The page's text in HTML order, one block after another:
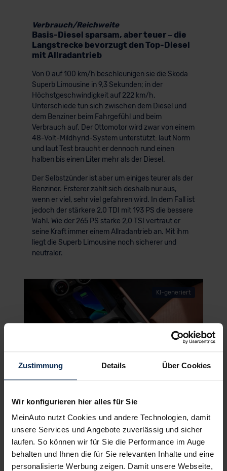
Zustimmung Details Über Cookies
Wir konfigurieren hier alles für Sie
MeinAuto nutzt Cookies und andere Technologien, damit
unsere Services und Angebote zuverlässig und sicher
laufen. So können wir für Sie die Performance im Auge
behalten und Ihnen die für Sie relevanten Inhalte und eine
personalisierte Werbung zeigen. Damit unsere Webseite,
Verbrauch/Reichweite
Basis-Diesel sparsam, aber teuer – die
Langstrecke bevorzugt den Top-Diesel
mit Allradantrieb
Von 0 auf 100 km/h beschleunigen sie die Skoda
Superb Limousine in 9,3 Sekunden; in der
Höchstgeschwindigkeit auf 222 km/h.
Unterschiede tun sich zwischen dem Diesel und
dem Benziner beim Fahrgefühl und beim
Verbrauch auf. Der Ottomotor wird zwar von einem
48-Volt-Mildhyrid-System unterstützt: laut Norm
und laut Test braucht er dennoch rund einen
halben bis einen Liter mehr als der Diesel.
Der Selbstzünder ist aber um einiges teurer als der
Benziner. Ersterer zahlt sich deshalb nur aus,
wenn er viel, sehr viel gefahren wird. In dem Fall ist
jedoch der stärkere 2,0 TDI mit 193 PS die bessere
Wahl. Wie der 265 PS starke 2,0 TSI vertraut er
seine Kraft immer einem Allradantrieb an. Mit ihm
liegt die Superb Limousine noch sicherer und
neutraler.
KI-generiert
Fahrgefühl
Superb Limousine: ausgezeichnetes
Adaptiv-Fahrwerk als Option –